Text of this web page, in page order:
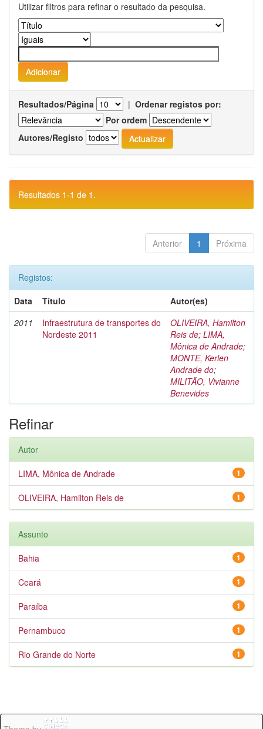
Utilizar filtros para refinar o resultado da pesquisa.
Resultados/Página | Ordenar registos por:
Por ordem
Autores/Registo
Resultados 1-1 de 1.
Anterior 1 Próxima
Registos:
Data
Título
Autor(es)
2011
Infraestrutura de transportes do
Nordeste 2011
OLIVEIRA, Hamilton
Reis de; LIMA,
Mônica de Andrade;
MONTE, Kerlen
Andrade do;
MILITÃO, Vivianne
Benevides
Refinar
Autor
1
LIMA, Mônica de Andrade
1
OLIVEIRA, Hamilton Reis de
Assunto
1
Bahia
1
Ceará
1
Paraíba
1
Pernambuco
1
Rio Grande do Norte